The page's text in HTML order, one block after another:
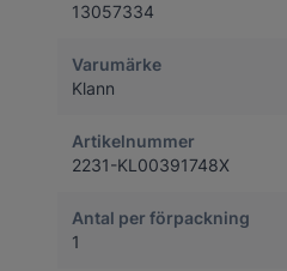
13057334
Varumärke
Klann
Artikelnummer
2231-KL00391748X
Antal per förpackning
1